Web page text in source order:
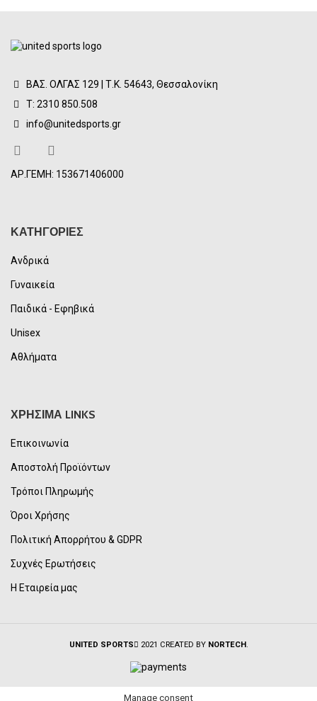
ΒΑΣ. ΟΛΓΑΣ 129 | Τ.Κ. 54643, Θεσσαλονίκη
Τ: 2310 850.508
info@unitedsports.gr
ΑΡ.ΓΕΜΗ: 153671406000
ΚΑΤΗΓΟΡΙΕΣ
Ανδρικά
Γυναικεία
Παιδικά - Εφηβικά
Unisex
Αθλήματα
ΧΡΗΣΙΜΑ LINKS
Επικοινωνία
Αποστολή Προϊόντων
Τρόποι Πληρωμής
Όροι Χρήσης
Πολιτική Απορρήτου & GDPR
Συχνές Ερωτήσεις
Η Εταιρεία μας
UNITED SPORTS 2021 CREATED BY NORTECH .
Manage consent